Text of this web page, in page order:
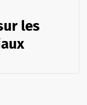
les